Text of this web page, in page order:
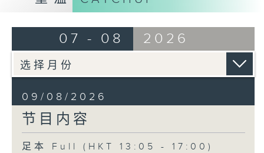
07 - 08 2026
09/08/2026
节目内容
足本 Full (HKT 13:05 - 17:00)